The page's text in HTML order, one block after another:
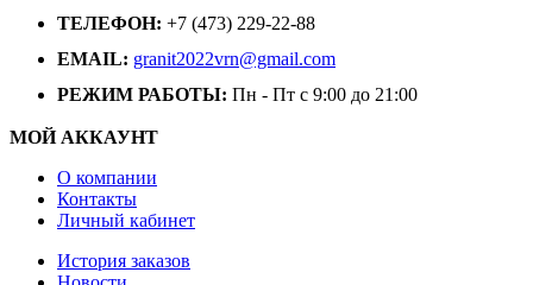
ТЕЛЕФОН: +7 (473) 229-22-88
EMAIL: granit2022vrn@gmail.com
РЕЖИМ РАБОТЫ: Пн - Пт с 9:00 до 21:00
МОЙ АККАУНТ
О компании
Контакты
Личный кабинет
История заказов